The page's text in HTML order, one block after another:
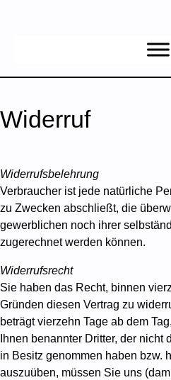
Widerruf
Widerrufsbelehrung
Verbraucher ist jede natürliche
zu Zwecken abschließt, die
gewerblichen noch ihrer
zugerechnet werden können.
Widerrufsrecht
Sie haben das Recht, binnen
Gründen diesen Vertrag zu
beträgt vierzehn Tage ab dem
Ihnen benannter Dritter, der nicht
in Besitz genommen haben bzw.
auszuüben, müssen Sie uns